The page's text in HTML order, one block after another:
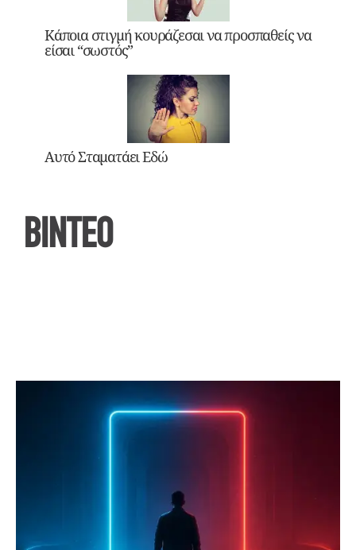
Κάποια στιγμή κουράζεσαι να προσπαθείς να
είσαι “σωστός”
Αυτό Σταματάει Εδώ
ΒΙΝΤΕΟ